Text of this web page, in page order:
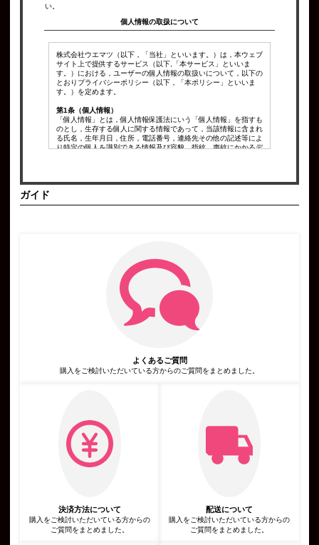
い。
個人情報の取扱について
株式会社ウエマツ（以下，「当社」といいます。）は，本ウェブ
サイト上で提供するサービス（以下,「本サービス」といいま
す。）における，ユーザーの個人情報の取扱いについて，以下の
とおりプライバシーポリシー（以下，「本ポリシー」といいま
す。）を定めます。
第1条（個人情報）
「個人情報」とは，個人情報保護法にいう「個人情報」を指すも
のとし，生存する個人に関する情報であって，当該情報に含まれ
る氏名，生年月日，住所，電話番号，連絡先その他の記述等によ
り特定の個人を識別できる情報及び容貌，指紋，声紋にかかるデ
第2条（個人情報の収集方法）
第3条（個人情報を収集・利用する目的）
当社が個人情報を収集・利用する目的は，以下のとおりです。
当社サービスの提供・運営のため
ユーザーからのお問い合わせに回答するため（本人確認を行うこ
ユーザーが利用中のサービスの新機能，更新情報，キャンペーン
等及び当社が提供する他のサービスの案内のメールを送付するた
広告，宣伝，マーケティングへの活用のため
利用規約に違反したユーザーや，不正・不当な目的でサービスを
第4条（利用目的の変更）
当社は，利用目的が変更前と関連性を有すると合理的に認められ
る場合に限り，個人情報の利用目的を変更するものとします。
利用目的の変更を行った場合には，変更後の目的について，当社
当社は，次に掲げる場合を除いて，あらかじめユーザーの同意を
得ることなく，第三者に個人情報を提供することはありません。
ただし，個人情報保護法その他の法令で認められる場合を除きま
ガイド
よくあるご質問
購入をご検討いただいている方からのご質問をまとめました。
決済方法について
購入をご検討いただいている方からの
ご質問をまとめました。
配送について
購入をご検討いただいている方からの
ご質問をまとめました。